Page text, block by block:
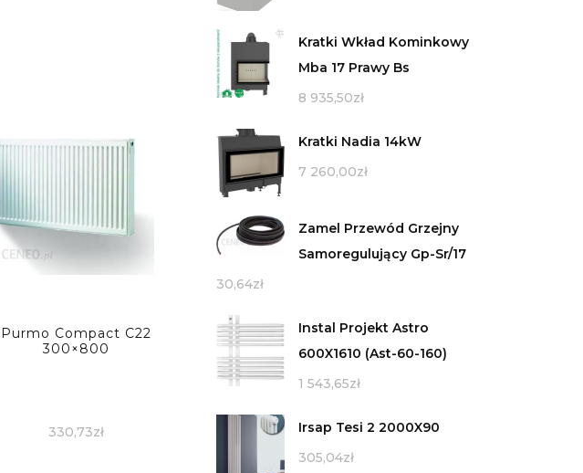
Purmo Compact C22
300×800
330,73zł
Kratki Wkład Kominkowy
Mba 17 Prawy Bs
8 935,50zł
Kratki Nadia 14kW
7 260,00zł
Zamel Przewód Grzejny
Samoregulujący Gp-Sr/17
30,64zł
Instal Projekt Astro
600X1610 (Ast-60-160)
1 543,65zł
Irsap Tesi 2 2000X90
305,04zł